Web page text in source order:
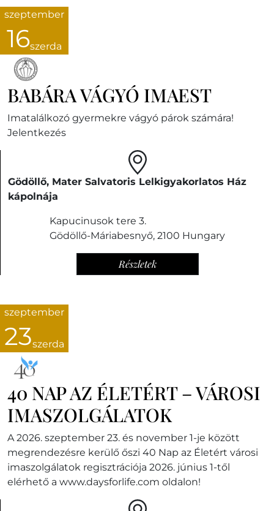
szeptember
16szerda
BABÁRA VÁGYÓ IMAEST
Imatalálkozó gyermekre vágyó párok számára!
Jelentkezés
Gödöllő, Mater Salvatoris Lelkigyakorlatos Ház
kápolnája
Kapucinusok tere 3.
Gödöllő-Máriabesnyő, 2100 Hungary
Részletek
szeptember
23szerda
40 NAP AZ ÉLETÉRT – VÁROSI
IMASZOLGÁLATOK
A 2026. szeptember 23. és november 1-je között
megrendezésre kerülő őszi 40 Nap az Életért városi
imaszolgálatok regisztrációja 2026. június 1-től
elérhető a www.daysforlife.com oldalon!